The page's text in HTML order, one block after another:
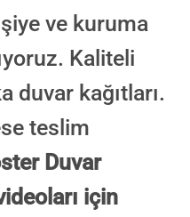
ve kuruma
Kaliteli
duvar kağıtları.
teslim
Duvar
için